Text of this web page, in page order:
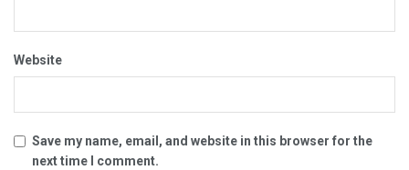
Website
Save my name, email, and website in this browser for the
next time I comment.